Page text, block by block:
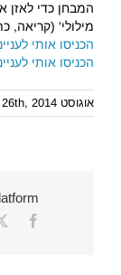
המבחן כדי לאזן
מילולי' (קריאה,
הכניסו אותי
הכניסו אותי
אוגוסט 26th, 2014